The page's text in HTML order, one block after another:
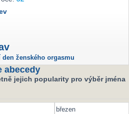
den ženského orgasmu
abecedy
jejich popularity pro výběr jména
březen